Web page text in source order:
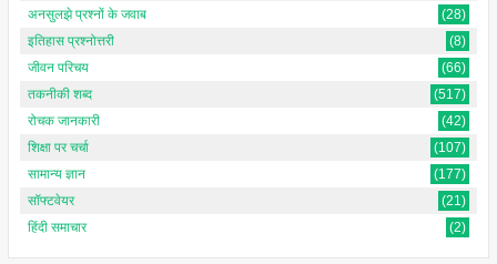
अनसुलझे प्रश्नों के जवाब
(28)
इतिहास प्रश्नोत्तरी
(8)
जीवन परिचय
(66)
तकनीकी शब्द
(517)
रोचक जानकारी
(42)
शिक्षा पर चर्चा
(107)
सामान्य ज्ञान
(177)
सॉफ्टवेयर
(21)
हिंदी समाचार
(2)